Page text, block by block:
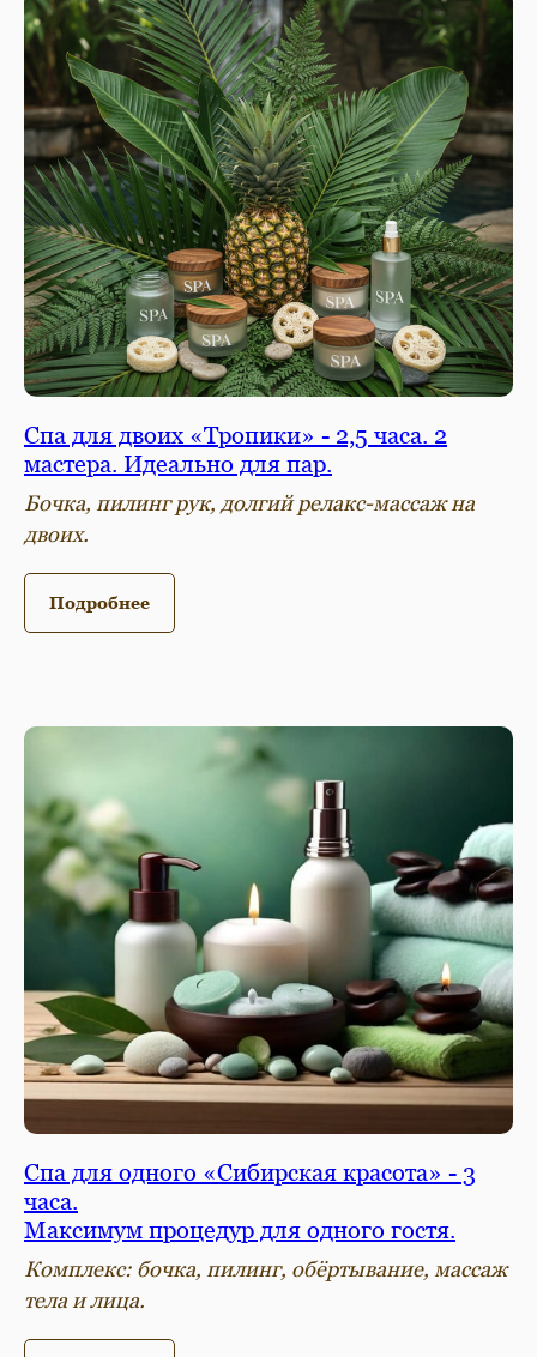
Спа для двоих «Тропики» - 2,5 часа. 2
мастера. Идеально для пар.
Бочка, пилинг рук, долгий релакс-массаж на
двоих.
Подробнее
Спа для одного «Сибирская красота» - 3
часа.
Максимум процедур для одного гостя.
Комплекс: бочка, пилинг, обёртывание, массаж
тела и лица.